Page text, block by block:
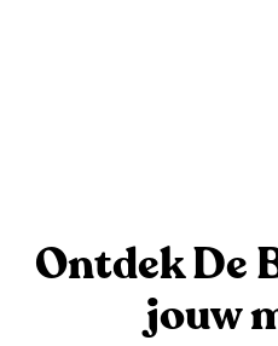
Ontdek De
jouw